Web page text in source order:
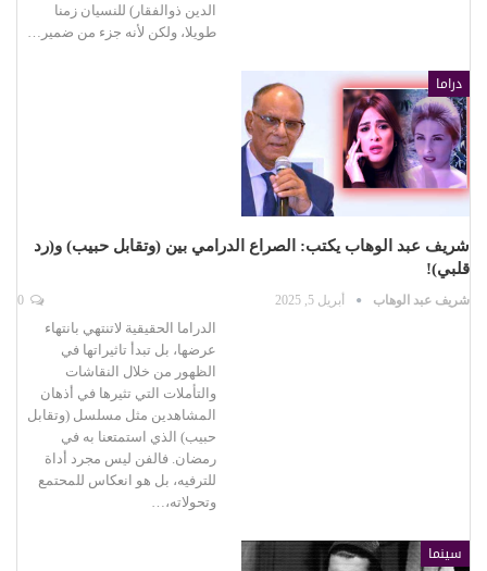
الدين ذوالفقار) للنسيان زمنا
طويلا، ولكن لأنه جزء من ضمير…
دراما
شريف عبد الوهاب يكتب: الصراع الدرامي بين (وتقابل حبيب) و(رد
قلبي)!
شريف عبد الوهاب أبريل 5, 2025
الدراما الحقيقية لاتنتهي بانتهاء
عرضها، بل تبدأ تاثيراتها في
الظهور من خلال النقاشات
والتأملات التي تثيرها في أذهان
المشاهدين مثل مسلسل (وتقابل
حبيب) الذي استمتعنا به في
رمضان. فالفن ليس مجرد أداة
للترفيه، بل هو انعكاس للمحتمع
وتحولاته،…
سينما